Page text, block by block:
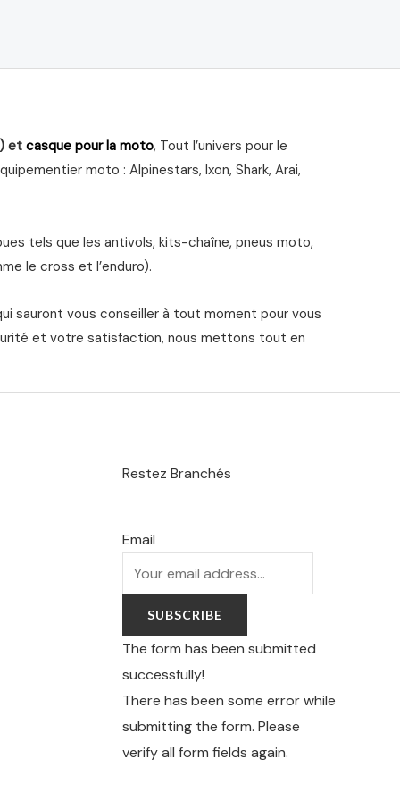
et casque pour la moto, Tout l’univers pour le
moto : Alpinestars, Ixon, Shark, Arai,
tels que les antivols, kits-chaîne, pneus moto,
le cross et l’enduro).
sauront vous conseiller à tout moment pour vous
et votre satisfaction, nous mettons tout en
Restez Branchés
Email
SUBSCRIBE
The form has been submitted
successfully!
There has been some error while
submitting the form. Please
verify all form fields again.